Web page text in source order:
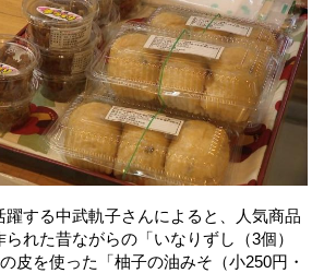
躍する中武軌子さんによると、人気商品
れた昔ながらの「いなりずし（3個）
皮を使った「柚子の油みそ（小250円・